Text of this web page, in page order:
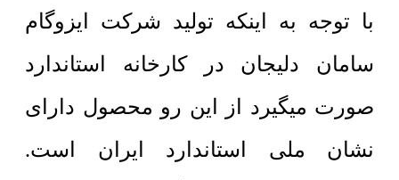
با توجه به اینکه تولید شرکت ایزوگام
سامان دلیجان در کارخانه استاندارد
صورت میگیرد از این رو محصول دارای
نشان ملی استاندارد ایران است.